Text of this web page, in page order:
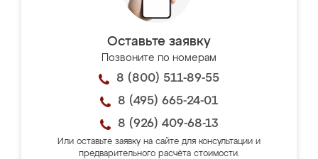
Оставьте заявку
Позвоните по номерам
8 (800) 511-89-55
8 (495) 665-24-01
8 (926) 409-68-13
Или оставьте заявку на сайте для консультации и
предварительного расчёта стоимости.